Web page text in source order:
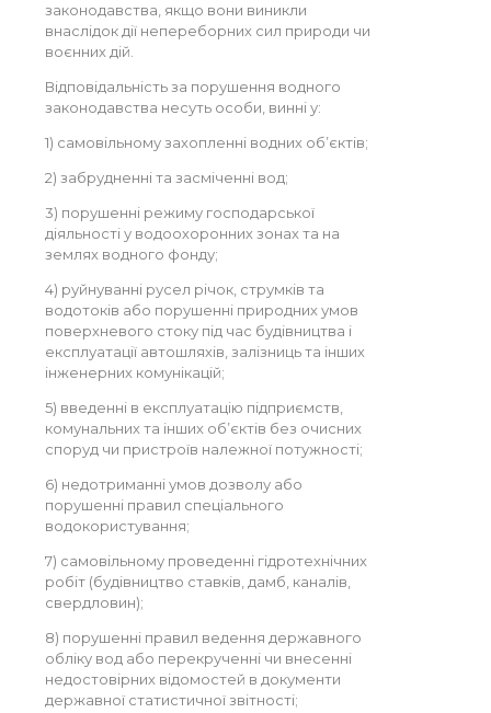
законодавства, якщо вони виникли
внаслідок дії непереборних сил природи чи
воєнних дій.
Відповідальність за порушення водного
законодавства несуть особи, винні у:
1) самовільному захопленні водних об’єктів;
2) забрудненні та засміченні вод;
3) порушенні режиму господарської
діяльності у водоохоронних зонах та на
землях водного фонду;
4) руйнуванні русел річок, струмків та
водотоків або порушенні природних умов
поверхневого стоку під час будівництва і
експлуатації автошляхів, залізниць та інших
інженерних комунікацій;
5) введенні в експлуатацію підприємств,
комунальних та інших об’єктів без очисних
споруд чи пристроїв належної потужності;
6) недотриманні умов дозволу або
порушенні правил спеціального
водокористування;
7) самовільному проведенні гідротехнічних
робіт (будівництво ставків, дамб, каналів,
свердловин);
8) порушенні правил ведення державного
обліку вод або перекрученні чи внесенні
недостовірних відомостей в документи
державної статистичної звітності;